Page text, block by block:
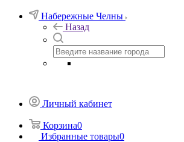
Набережные Челны
Назад
Личный кабинет
Корзина0
Избранные товары0